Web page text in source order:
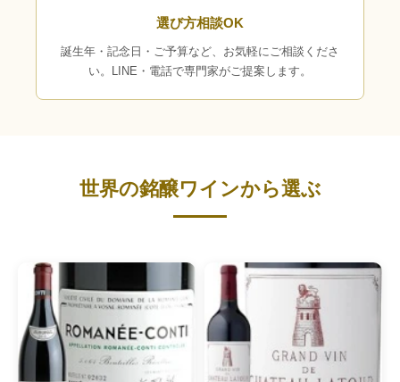
選び方相談OK
誕生年・記念日・ご予算など、お気軽にご相談くださ
い。LINE・電話で専門家がご提案します。
世界の銘醸ワインから選ぶ